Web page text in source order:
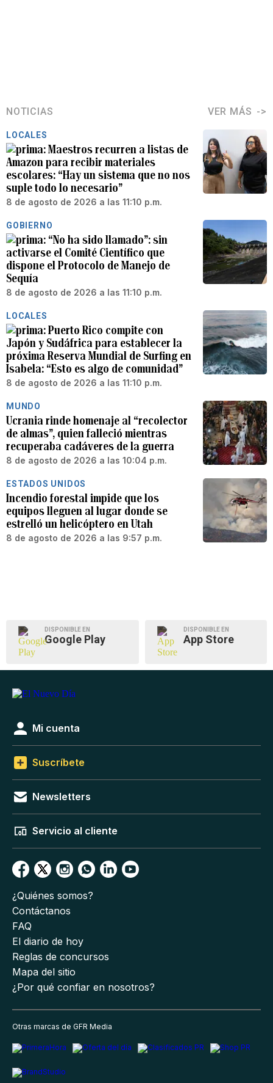
NOTICIAS VER MÁS
LOCALES
Maestros recurren a listas de
Amazon para recibir materiales
escolares: “Hay un sistema que no nos
suple todo lo necesario”
8 de agosto de 2026 a las 11:10 p.m.
GOBIERNO
“No ha sido llamado”: sin
activarse el Comité Científico que
dispone el Protocolo de Manejo de
Sequía
8 de agosto de 2026 a las 11:10 p.m.
LOCALES
Puerto Rico compite con
Japón y Sudáfrica para establecer la
próxima Reserva Mundial de Surfing en
Isabela: “Esto es algo de comunidad”
8 de agosto de 2026 a las 11:10 p.m.
MUNDO
Ucrania rinde homenaje al “recolector
de almas”, quien falleció mientras
recuperaba cadáveres de la guerra
8 de agosto de 2026 a las 10:04 p.m.
ESTADOS UNIDOS
Incendio forestal impide que los
equipos lleguen al lugar donde se
estrelló un helicóptero en Utah
8 de agosto de 2026 a las 9:57 p.m.
DISPONIBLE EN
Google Play
DISPONIBLE EN
App Store
Mi cuenta
Suscríbete
Newsletters
Servicio al cliente
¿Quiénes somos?
Contáctanos
FAQ
El diario de hoy
Reglas de concursos
Mapa del sitio
¿Por qué confiar en nosotros?
Otras marcas de GFR Media